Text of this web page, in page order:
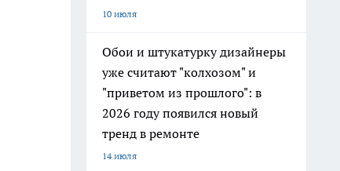
10 июля
Обои и штукатурку дизайнеры
уже считают "колхозом" и
"приветом из прошлого": в
2026 году появился новый
тренд в ремонте
14 июля